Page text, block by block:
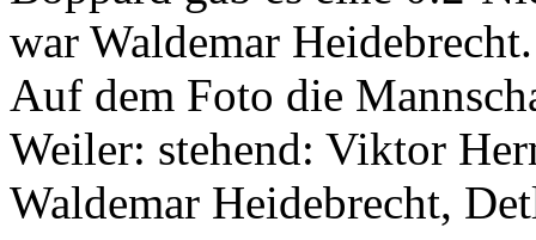
war Waldemar Heidebrecht.
Auf dem Foto die
Weiler: stehend: Viktor
Waldemar Heidebrecht,